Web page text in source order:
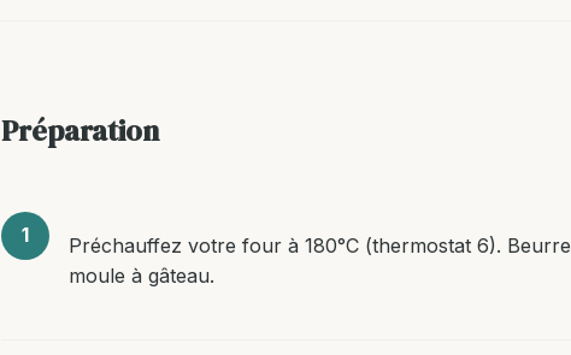
Préparation
Préchauffez votre four à 180°C (thermostat 6).
moule à gâteau.